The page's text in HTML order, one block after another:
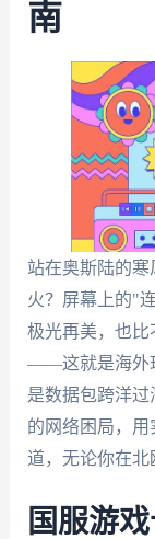
南
站在奥斯陆的
火？屏幕上的"
极光再美，也比
——这就是海外
是数据包跨洋
的网络困局，
道，无论你在北
国服游